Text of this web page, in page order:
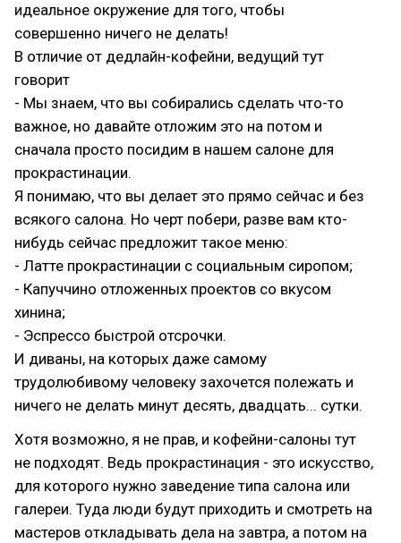
идеальное окружение для того, чтобы
совершенно ничего не делать!
В отличие от дедлайн-кофейни, ведущий тут
говорит
- Мы знаем, что вы собирались сделать что-то
важное, но давайте отложим это на потом и
сначала просто посидим в нашем салоне для
прокрастинации.
Я понимаю, что вы делает это прямо сейчас и без
всякого салона. Но черт побери, разве вам кто-
нибудь сейчас предложит такое меню:
- Латте прокрастинации с социальным сиропом;
- Капуччино отложенных проектов со вкусом
хинина;
- Эспрессо быстрой отсрочки.
И диваны, на которых даже самому
трудолюбивому человеку захочется полежать и
ничего не делать минут десять, двадцать... сутки.
Хотя возможно, я не прав, и кофейни-салоны тут
не подходят. Ведь прокрастинация - это искусство,
для которого нужно заведение типа салона или
галереи. Туда люди будут приходить и смотреть на
мастеров откладывать дела на завтра, а потом на